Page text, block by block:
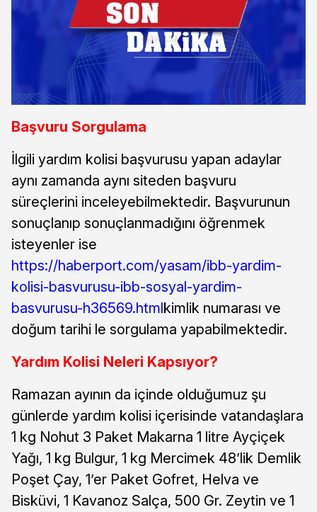
Başvuru Sorgulama
İlgili yardım kolisi başvurusu yapan adaylar
aynı zamanda aynı siteden başvuru
süreçlerini inceleyebilmektedir. Başvurunun
sonuçlanıp sonuçlanmadığını öğrenmek
isteyenler ise
https://haberport.com/yasam/ibb-yardim-
kolisi-basvurusu-ibb-sosyal-yardim-
basvurusu-h36569.htmlkimlik numarası ve
doğum tarihi le sorgulama yapabilmektedir.
Yardım Kolisi Neleri Kapsıyor?
Ramazan ayının da içinde olduğumuz şu
günlerde yardım kolisi içerisinde vatandaşlara
1 kg Nohut 3 Paket Makarna 1 litre Ayçiçek
Yağı, 1 kg Bulgur, 1 kg Mercimek 48’lik Demlik
Poşet Çay, 1’er Paket Gofret, Helva ve
Bisküvi, 1 Kavanoz Salça, 500 Gr. Zeytin ve 1